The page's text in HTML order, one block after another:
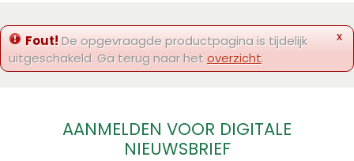
x
Fout!De opgevraagde productpagina is tijdelijk
uitgeschakeld. Ga terug naar hetoverzicht.
AANMELDEN VOOR DIGITALE
NIEUWSBRIEF